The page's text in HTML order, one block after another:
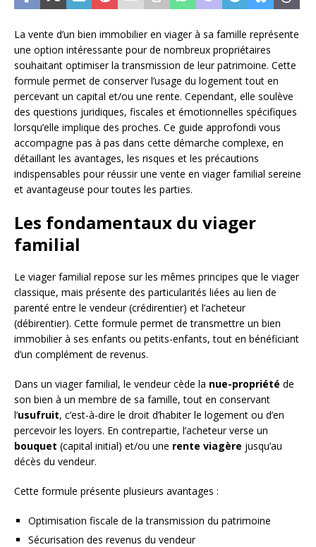
La vente d’un bien immobilier en viager à sa famille représente
une option intéressante pour de nombreux propriétaires
souhaitant optimiser la transmission de leur patrimoine. Cette
formule permet de conserver l’usage du logement tout en
percevant un capital et/ou une rente. Cependant, elle soulève
des questions juridiques, fiscales et émotionnelles spécifiques
lorsqu’elle implique des proches. Ce guide approfondi vous
accompagne pas à pas dans cette démarche complexe, en
détaillant les avantages, les risques et les précautions
indispensables pour réussir une vente en viager familial sereine
et avantageuse pour toutes les parties.
Les fondamentaux du viager
familial
Le viager familial repose sur les mêmes principes que le viager
classique, mais présente des particularités liées au lien de
parenté entre le vendeur (crédirentier) et l’acheteur
(débirentier). Cette formule permet de transmettre un bien
immobilier à ses enfants ou petits-enfants, tout en bénéficiant
d’un complément de revenus.
Dans un viager familial, le vendeur cède la nue-propriété de
son bien à un membre de sa famille, tout en conservant
l’usufruit, c’est-à-dire le droit d’habiter le logement ou d’en
percevoir les loyers. En contrepartie, l’acheteur verse un
bouquet (capital initial) et/ou une rente viagère jusqu’au
décès du vendeur.
Cette formule présente plusieurs avantages :
Optimisation fiscale de la transmission du patrimoine
Sécurisation des revenus du vendeur